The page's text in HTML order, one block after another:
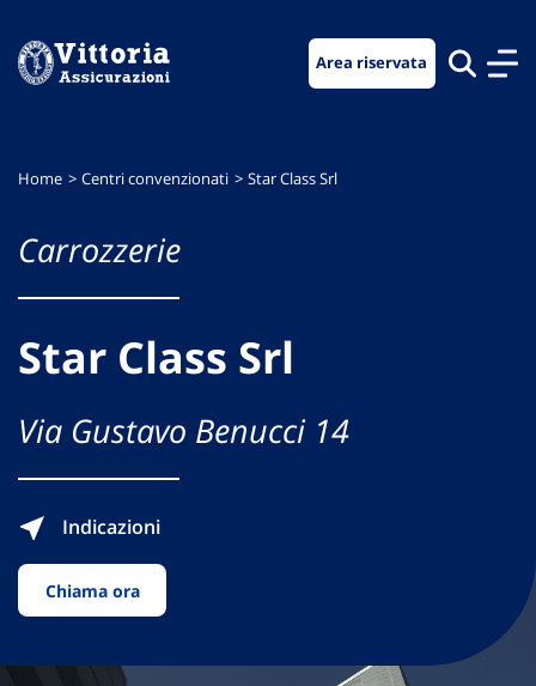
menu
contenuto
footer
Area riservata
Home Centri convenzionati Star Class Srl
Carrozzerie
Star Class Srl
Via Gustavo Benucci 14
Indicazioni
Chiama ora